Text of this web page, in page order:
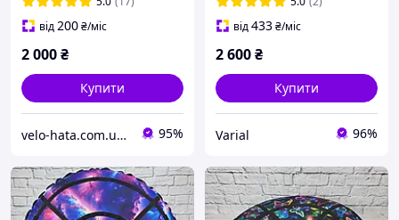
від200₴/міс
2 000₴
Купити
velo-hata.com.ua Магазин товарів для активного спорту та відпочинку 95%
від433₴/міс
2 600₴
Купити
Varial 96%